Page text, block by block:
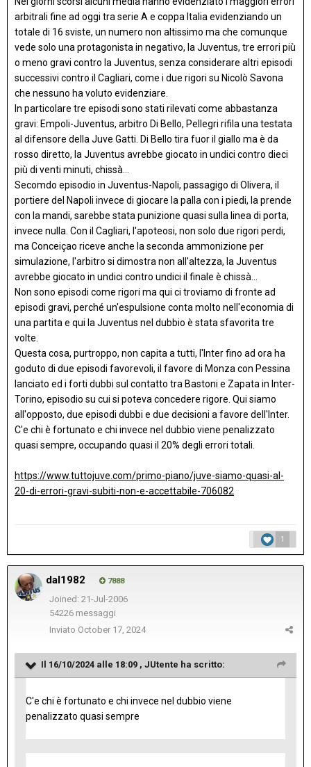
arbitrali fine ad oggi tra serie A e coppa Italia evidenziando un
totale di 16 sviste, un numero non altissimo ma che comunque
vede solo una protagonista in negativo, la Juventus, tre errori più
o meno gravi contro la Juventus, senza considerare altri episodi
successivi contro il Cagliari, come i due rigori su Nicolò Savona
che nessuno ha voluto evidenziare.
In particolare tre episodi sono stati rilevati come abbastanza
gravi: Empoli-Juventus, arbitro Di Bello, Pellegri rifila una testata
al difensore della Juve Gatti. Di Bello tira fuor il giallo ma è da
rosso diretto, la Juventus avrebbe giocato in undici contro dieci
più di venti minuti, chissà...
Secomdo episodio in Juventus-Napoli, passagigo di Olivera, il
portiere del Napoli invece di giocare la palla con i piedi, la prende
con la mandi, sarebbe stata punizione quasi sulla linea di porta,
invece nulla. Con il Cagliari, l'apoteosi, non solo due rigori perdi,
ma Conceiçao riceve anche la seconda ammonizione per
simulazione, l'arbitro si dimostra non all'altezza, la Juventus
avrebbe giocato in undici contro undici il finale è chissà...
Non sono episodi come rigori ma qui ci troviamo di fronte ad
episodi gravi, perché un'espulsione conta molto nell'economia di
una partita e qui la Juventus nel dubbio è stata sfavorita tre
volte.
Questa cosa, purtroppo, non capita a tutti, l'Inter fino ad ora ha
goduto di due episodi favorevoli, il favore di Monza con Pessina
lanciato ed i forti dubbi sul contatto tra Bastoni e Zapata in Inter-
Torino, episodio su cui si poteva concedere rigore. Qui siamo
all'opposto, due episodi dubbi e due decisioni a favore dell'Inter.
C'e chi è fortunato e chi invece nel dubbio viene penalizzato
quasi sempre, occupando quasi il 20% degli errori totali.
https://www.tuttojuve.com/primo-piano/juve-siamo-quasi-al-
20-di-errori-gravi-subiti-non-e-accettabile-706082
1
dal1982 7888
Joined: 21-Jul-2006
54226 messaggi
Inviato October 17, 2024
Il 16/10/2024 alle 18:09 , JUtente ha scritto:
C'e chi è fortunato e chi invece nel dubbio viene
penalizzato quasi sempre